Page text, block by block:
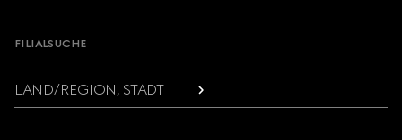
FILIALSUCHE
LAND/REGION, STADT